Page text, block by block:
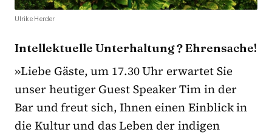
Ulrike Herder
Intellektuelle Unterhaltung ? Ehrensache!
»Liebe Gäste, um 17.30 Uhr erwartet Sie
unser heutiger Guest Speaker Tim in der
Bar und freut sich, Ihnen einen Einblick in
die Kultur und das Leben der indigen